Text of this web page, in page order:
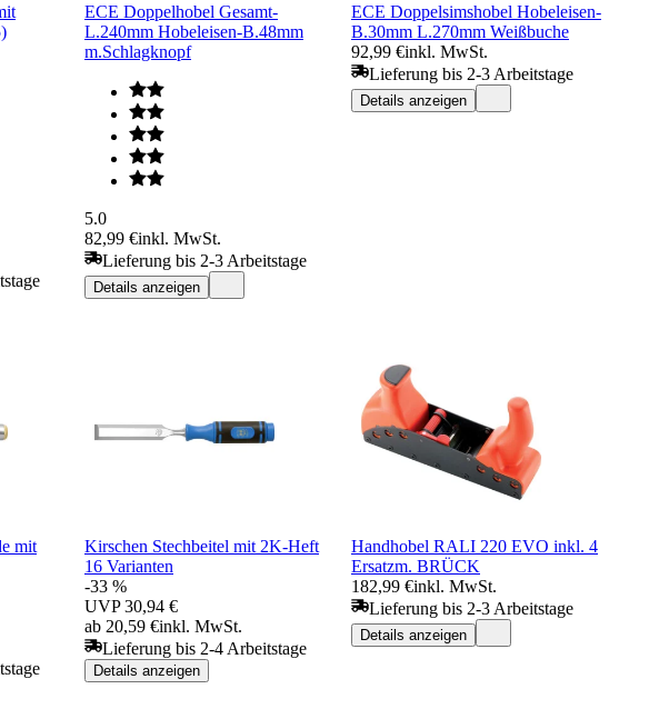
ECE Doppelhobel Gesamt-
L.240mm Hobeleisen-B.48mm
m.Schlagknopf
5.0
82,99 €inkl. MwSt.
Lieferung bis 2-3 Arbeitstage
Details anzeigen
ECE Doppelsimshobel Hobeleisen-
B.30mm L.270mm Weißbuche
92,99 €inkl. MwSt.
Lieferung bis 2-3 Arbeitstage
Details anzeigen
mit
Kirschen Stechbeitel mit 2K-Heft
16 Varianten
-33 %
UVP 30,94 €
ab 20,59 €inkl. MwSt.
Lieferung bis 2-4 Arbeitstage
Details anzeigen
Handhobel RALI 220 EVO inkl. 4
Ersatzm. BRÜCK
182,99 €inkl. MwSt.
Lieferung bis 2-3 Arbeitstage
Details anzeigen